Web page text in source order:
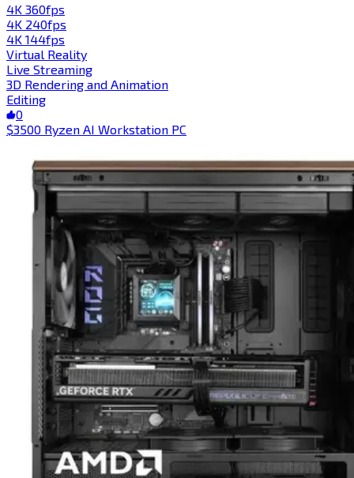
4K 360fps​​​​‌ ‍ ​‍​‍‌‍ ‌ ​‍‌‍‍‌‌‍‌ ‌‍‍‌‌‍ ‍​‍​‍​ ‍‍​‍​‍‌ ​ ‌‍​‌‌‍ ‍‌‍‍‌‌ ‌​‌ ‍‌​‍ ‍‌‍‍‌‌‍ ​‍​‍​‍ ​​‍​‍‌‍‍​‌ ​‍‌‍‌‌‌‍‌‍​‍​‍​ ‍‍​‍​‍​‍ ‌‍​‌‌‍‌​‌‍ ‌‌‍‍‌‌‍ ‍​‍ ‌‍‍‌‌‍ ‍‌ ‌​‌‍‌‌‌‍ ‍‌ ‌​​‍ ‌‍‌‌‌‍‌​‌‍‍‌‌ ‌​​‍ ‌‍ ‌‌‍ ‌‍‌​‌‍‌‌​ ‌‌ ​​‌ ​‍‌‍‌‌‌ ​ ‌‍‌‌‌‍ ‍‌ ‌​‌‍​‌‌ ‌​‌‍‍‌‌‍ ‌‍ ‍​ ‍ ‌‍‍‌‌‍‌​​ ‌​ ​ ‌‍​‍‌‍​‌​ ​‌​ ​​‌‍‌‍‌‍‌‌​ ‌‍​‍ ‌​ ‍​​ ​‌​ ​‌‌‍​‌​‍ ‌​ ‌​‌‍‌‌​ ​​​ ​‍​‍ ‌​ ‍‌​ ‌‌‌‍​‌‌‍‌​​‍ ‌‌‍‌​​ ​ ​ ‌​‌‍​ ​ ​‍​ ‌‍‌‍​ ​ ​‍‌‍‌​‌‍​‌‌‍​‍‌‍‌​​ ‍ ‌ ‌​‌ ‍‌‌ ​​‌‍‌‌​ ‌‌ ​​‌‍‌‌‌ ​‍‌‍‌‍‌‍ ‌ ​‍‌‍ ‌‌‍​‌‌‍ ‍‌‍​ ‌‍‌‌​ ‍ ‌ ​​‌‍​‌‌ ‌​‌‍‍​​ ‌‌‍ ‍‌‍​‌‌‍ ‌‌‍‌‌​ ‌‍​‍‌‍​‌‌ ​ ‌‍‌‌‌‌‌‌‌ ​‍‌‍ ​​ ‌​‍‌‌​ ​‍‌​‌‍‌‍​‌‌‍‌​‌‍ ‌‌‍‍‌‌‍ ‍​‍‌‍‌‍‍‌‌‍‌​​ ‌​ ​ ‌‍​‍‌‍​‌​ ​‌​ ​​‌‍‌‍‌‍‌‌​ ‌‍​‍ ‌​ ‍​​ ​‌​ ​‌‌‍​‌​‍ ‌​ ‌​‌‍‌‌​ ​​​ ​‍​‍ ‌​ ‍‌​ ‌‌‌‍​‌‌‍‌​​‍ ‌‌‍‌​​ ​ ​ ‌​‌‍​ ​ ​‍​ ‌‍‌‍​ ​ ​‍‌‍‌​‌‍​‌‌‍​‍‌‍‌​​‍‌‍‌ ‌​‌ ‍‌‌ ​​‌‍‌‌​ ‌‌ ​​‌‍‌‌‌ ​‍‌‍‌‍‌‍ ‌ ​‍‌‍ ‌‌‍​‌‌‍ ‍‌‍​ ‌‍‌‌​‍‌‍‌ ​​‌‍​‌‌ ‌​‌‍‍​​ ‌‌‍ ‍‌‍​‌‌‍ ‌‌‍‌‌​‍‌‍‌ ​​‌‍‌‌‌ ​‍‌ ​ ‌ ​​‌‍‌‌‌‍​ ‌ ‌​‌‍‍‌‌ ‌‍‌‍‌‌​ ‌‌ ​​‌ ‌‌‌‍​‍‌‍ ​‌‍‍‌‌ ​ ‌‍‍​‌‍‌‌‌‍‌​​‍​‍‌ ‌
4K 240fps​​​​‌ ‍ ​‍​‍‌‍ ‌ ​‍‌‍‍‌‌‍‌ ‌‍‍‌‌‍ ‍​‍​‍​ ‍‍​‍​‍‌ ​ ‌‍​‌‌‍ ‍‌‍‍‌‌ ‌​‌ ‍‌​‍ ‍‌‍‍‌‌‍ ​‍​‍​‍ ​​‍​‍‌‍‍​‌ ​‍‌‍‌‌‌‍‌‍​‍​‍​ ‍‍​‍​‍​‍ ‌‍​‌‌‍‌​‌‍ ‌‌‍‍‌‌‍ ‍​‍ ‌‍‍‌‌‍ ‍‌ ‌​‌‍‌‌‌‍ ‍‌ ‌​​‍ ‌‍‌‌‌‍‌​‌‍‍‌‌ ‌​​‍ ‌‍ ‌‌‍ ‌‍‌​‌‍‌‌​ ‌‌ ​​‌ ​‍‌‍‌‌‌ ​ ‌‍‌‌‌‍ ‍‌ ‌​‌‍​‌‌ ‌​‌‍‍‌‌‍ ‌‍ ‍​ ‍ ‌‍‍‌‌‍‌​​ ‌‌‍​‍​ ‌‍​ ​‍‌‍‌‌‌‍​‌​ ​‍‌‍​‍​ ‌​​‍ ‌​ ​​​ ‌​‌‍‌‍​ ‌​​‍ ‌​ ‌​‌‍‌​‌‍​‍​ ​‌​‍ ‌‌‍​‌​ ‌ ​ ‌​​ ​‌​‍ ‌​ ‌‌​ ‍​​ ‌​​ ‌‍​ ​ ​ ‍​‌‍‌‍​ ‌‌​ ‍​​ ‌‍​ ‌​‌‍‌‌​ ‍ ‌ ‌​‌ ‍‌‌ ​​‌‍‌‌​ ‌‌ ​​‌‍‌‌‌ ​‍‌‍‌‍‌‍ ‌ ​‍‌‍ ‌‌‍​‌‌‍ ‍‌‍​ ‌‍‌‌​ ‍ ‌ ​​‌‍​‌‌ ‌​‌‍‍​​ ‌‌‍ ‍‌‍​‌‌‍ ‌‌‍‌‌​ ‌‍​‍‌‍​‌‌ ​ ‌‍‌‌‌‌‌‌‌ ​‍‌‍ ​​ ‌​‍‌‌​ ​‍‌​‌‍‌‍​‌‌‍‌​‌‍ ‌‌‍‍‌‌‍ ‍​‍‌‍‌‍‍‌‌‍‌​​ ‌‌‍​‍​ ‌‍​ ​‍‌‍‌‌‌‍​‌​ ​‍‌‍​‍​ ‌​​‍ ‌​ ​​​ ‌​‌‍‌‍​ ‌​​‍ ‌​ ‌​‌‍‌​‌‍​‍​ ​‌​‍ ‌‌‍​‌​ ‌ ​ ‌​​ ​‌​‍ ‌​ ‌‌​ ‍​​ ‌​​ ‌‍​ ​ ​ ‍​‌‍‌‍​ ‌‌​ ‍​​ ‌‍​ ‌​‌‍‌‌​‍‌‍‌ ‌​‌ ‍‌‌ ​​‌‍‌‌​ ‌‌ ​​‌‍‌‌‌ ​‍‌‍‌‍‌‍ ‌ ​‍‌‍ ‌‌‍​‌‌‍ ‍‌‍​ ‌‍‌‌​‍‌‍‌ ​​‌‍​‌‌ ‌​‌‍‍​​ ‌‌‍ ‍‌‍​‌‌‍ ‌‌‍‌‌​‍‌‍‌ ​​‌‍‌‌‌ ​‍‌ ​ ‌ ​​‌‍‌‌‌‍​ ‌ ‌​‌‍‍‌‌ ‌‍‌‍‌‌​ ‌‌ ​​‌ ‌‌‌‍​‍‌‍ ​‌‍‍‌‌ ​ ‌‍‍​‌‍‌‌‌‍‌​​‍​‍‌ ‌
4K 144fps​​​​‌ ‍ ​‍​‍‌‍ ‌ ​‍‌‍‍‌‌‍‌ ‌‍‍‌‌‍ ‍​‍​‍​ ‍‍​‍​‍‌ ​ ‌‍​‌‌‍ ‍‌‍‍‌‌ ‌​‌ ‍‌​‍ ‍‌‍‍‌‌‍ ​‍​‍​‍ ​​‍​‍‌‍‍​‌ ​‍‌‍‌‌‌‍‌‍​‍​‍​ ‍‍​‍​‍​‍ ‌‍​‌‌‍‌​‌‍ ‌‌‍‍‌‌‍ ‍​‍ ‌‍‍‌‌‍ ‍‌ ‌​‌‍‌‌‌‍ ‍‌ ‌​​‍ ‌‍‌‌‌‍‌​‌‍‍‌‌ ‌​​‍ ‌‍ ‌‌‍ ‌‍‌​‌‍‌‌​ ‌‌ ​​‌ ​‍‌‍‌‌‌ ​ ‌‍‌‌‌‍ ‍‌ ‌​‌‍​‌‌ ‌​‌‍‍‌‌‍ ‌‍ ‍​ ‍ ‌‍‍‌‌‍‌​​ ‌​ ‌ ‌‍​‍‌‍‌‍​ ​‍‌‍‌‍‌‍‌​​ ​‍‌‍‌‌​‍ ‌‌‍​‍‌‍​ ​ ‌​​ ​‍​‍ ‌​ ‌​​ ‍‌​ ‍​​ ‍‌​‍ ‌​ ‍​‌‍‌​​ ​ ​ ‌​​‍ ‌​ ‌‍‌‍​‌​ ‍​​ ​​​ ‍​​ ‍​​ ​ ​ ‌​​ ​ ​ ‌​​ ‍​‌‍​‌​ ‍ ‌ ‌​‌ ‍‌‌ ​​‌‍‌‌​ ‌‌ ​​‌‍‌‌‌ ​‍‌‍‌‍‌‍ ‌ ​‍‌‍ ‌‌‍​‌‌‍ ‍‌‍​ ‌‍‌‌​ ‍ ‌ ​​‌‍​‌‌ ‌​‌‍‍​​ ‌‌‍ ‍‌‍​‌‌‍ ‌‌‍‌‌​ ‌‍​‍‌‍​‌‌ ​ ‌‍‌‌‌‌‌‌‌ ​‍‌‍ ​​ ‌​‍‌‌​ ​‍‌​‌‍‌‍​‌‌‍‌​‌‍ ‌‌‍‍‌‌‍ ‍​‍‌‍‌‍‍‌‌‍‌​​ ‌​ ‌ ‌‍​‍‌‍‌‍​ ​‍‌‍‌‍‌‍‌​​ ​‍‌‍‌‌​‍ ‌‌‍​‍‌‍​ ​ ‌​​ ​‍​‍ ‌​ ‌​​ ‍‌​ ‍​​ ‍‌​‍ ‌​ ‍​‌‍‌​​ ​ ​ ‌​​‍ ‌​ ‌‍‌‍​‌​ ‍​​ ​​​ ‍​​ ‍​​ ​ ​ ‌​​ ​ ​ ‌​​ ‍​‌‍​‌​‍‌‍‌ ‌​‌ ‍‌‌ ​​‌‍‌‌​ ‌‌ ​​‌‍‌‌‌ ​‍‌‍‌‍‌‍ ‌ ​‍‌‍ ‌‌‍​‌‌‍ ‍‌‍​ ‌‍‌‌​‍‌‍‌ ​​‌‍​‌‌ ‌​‌‍‍​​ ‌‌‍ ‍‌‍​‌‌‍ ‌‌‍‌‌​‍‌‍‌ ​​‌‍‌‌‌ ​‍‌ ​ ‌ ​​‌‍‌‌‌‍​ ‌ ‌​‌‍‍‌‌ ‌‍‌‍‌‌​ ‌‌ ​​‌ ‌‌‌‍​‍‌‍ ​‌‍‍‌‌ ​ ‌‍‍​‌‍‌‌‌‍‌​​‍​‍‌ ‌
Virtual Reality​​​​‌ ‍ ​‍​‍‌‍ ‌ ​‍‌‍‍‌‌‍‌ ‌‍‍‌‌‍ ‍​‍​‍​ ‍‍​‍​‍‌ ​ ‌‍​‌‌‍ ‍‌‍‍‌‌ ‌​‌ ‍‌​‍ ‍‌‍‍‌‌‍ ​‍​‍​‍ ​​‍​‍‌‍‍​‌ ​‍‌‍‌‌‌‍‌‍​‍​‍​ ‍‍​‍​‍​‍ ‌‍​‌‌‍‌​‌‍ ‌‌‍‍‌‌‍ ‍​‍ ‌‍‍‌‌‍ ‍‌ ‌​‌‍‌‌‌‍ ‍‌ ‌​​‍ ‌‍‌‌‌‍‌​‌‍‍‌‌ ‌​​‍ ‌‍ ‌‌‍ ‌‍‌​‌‍‌‌​ ‌‌ ​​‌ ​‍‌‍‌‌‌ ​ ‌‍‌‌‌‍ ‍‌ ‌​‌‍​‌‌ ‌​‌‍‍‌‌‍ ‌‍ ‍​ ‍ ‌‍‍‌‌‍‌​​ ‌​ ​‌​ ​‌‌‍​‌​ ‍‌‌‍‌‌‌‍​‍​ ‌ ​ ​‍​‍ ‌​ ‌​‌‍‌​​ ​‍​ ‌​​‍ ‌​ ‌​​ ​​‌‍‌​​ ​‍​‍ ‌‌‍​‌‌‍​‌‌‍‌​‌‍​‌​‍ ‌‌‍‌‍‌‍‌​‌‍​‍​ ‍‌​ ‌ ​ ‌‍‌‍​‌​ ‌ ‌‍​‍​ ‍​​ ‍‌‌‍‌‍​ ‍ ‌ ‌​‌ ‍‌‌ ​​‌‍‌‌​ ‌‌ ‌​‌‍​‌‌‍‌ ​ ‍ ‌ ​​‌‍​‌‌ ‌​‌‍‍​​ ‌‌‍ ‍‌‍​‌‌‍ ‌‌‍‌‌​ ‌‍​‍‌‍​‌‌ ​ ‌‍‌‌‌‌‌‌‌ ​‍‌‍ ​​ ‌​‍‌‌​ ​‍‌​‌‍‌‍​‌‌‍‌​‌‍ ‌‌‍‍‌‌‍ ‍​‍‌‍‌‍‍‌‌‍‌​​ ‌​ ​‌​ ​‌‌‍​‌​ ‍‌‌‍‌‌‌‍​‍​ ‌ ​ ​‍​‍ ‌​ ‌​‌‍‌​​ ​‍​ ‌​​‍ ‌​ ‌​​ ​​‌‍‌​​ ​‍​‍ ‌‌‍​‌‌‍​‌‌‍‌​‌‍​‌​‍ ‌‌‍‌‍‌‍‌​‌‍​‍​ ‍‌​ ‌ ​ ‌‍‌‍​‌​ ‌ ‌‍​‍​ ‍​​ ‍‌‌‍‌‍​‍‌‍‌ ‌​‌ ‍‌‌ ​​‌‍‌‌​ ‌‌ ‌​‌‍​‌‌‍‌ ​‍‌‍‌ ​​‌‍​‌‌ ‌​‌‍‍​​ ‌‌‍ ‍‌‍​‌‌‍ ‌‌‍‌‌​‍‌‍‌ ​​‌‍‌‌‌ ​‍‌ ​ ‌ ​​‌‍‌‌‌‍​ ‌ ‌​‌‍‍‌‌ ‌‍‌‍‌‌​ ‌‌ ​​‌ ‌‌‌‍​‍‌‍ ​‌‍‍‌‌ ​ ‌‍‍​‌‍‌‌‌‍‌​​‍​‍‌ ‌
Live Streaming​​​​‌ ‍ ​‍​‍‌‍ ‌ ​‍‌‍‍‌‌‍‌ ‌‍‍‌‌‍ ‍​‍​‍​ ‍‍​‍​‍‌ ​ ‌‍​‌‌‍ ‍‌‍‍‌‌ ‌​‌ ‍‌​‍ ‍‌‍‍‌‌‍ ​‍​‍​‍ ​​‍​‍‌‍‍​‌ ​‍‌‍‌‌‌‍‌‍​‍​‍​ ‍‍​‍​‍​‍ ‌‍​‌‌‍‌​‌‍ ‌‌‍‍‌‌‍ ‍​‍ ‌‍‍‌‌‍ ‍‌ ‌​‌‍‌‌‌‍ ‍‌ ‌​​‍ ‌‍‌‌‌‍‌​‌‍‍‌‌ ‌​​‍ ‌‍ ‌‌‍ ‌‍‌​‌‍‌‌​ ‌‌ ​​‌ ​‍‌‍‌‌‌ ​ ‌‍‌‌‌‍ ‍‌ ‌​‌‍​‌‌ ‌​‌‍‍‌‌‍ ‌‍ ‍​ ‍ ‌‍‍‌‌‍‌​​ ‌​ ​‌‌‍​‍​ ‌‍‌‍​‌‌‍​ ​ ​‌‌‍​‍​ ​‍​‍ ‌‌‍‌​​ ‌ ​ ‍​​ ‌‍​‍ ‌​ ‌​​ ‍​‌‍‌‌​ ‍‌​‍ ‌‌‍​‍​ ​‌‌‍‌‌‌‍‌​​‍ ‌​ ​​‌‍​‍​ ‍‌​ ‌ ‌‍​‍‌‍‌​​ ‌ ​ ‌ ​ ​‌‌‍‌​​ ​​‌‍‌​​ ‍ ‌ ‌​‌ ‍‌‌ ​​‌‍‌‌​ ‌‌ ‌​‌‍​‌‌‍‌ ​ ‍ ‌ ​​‌‍​‌‌ ‌​‌‍‍​​ ‌‌‍ ‍‌‍​‌‌‍ ‌‌‍‌‌​ ‌‍​‍‌‍​‌‌ ​ ‌‍‌‌‌‌‌‌‌ ​‍‌‍ ​​ ‌​‍‌‌​ ​‍‌​‌‍‌‍​‌‌‍‌​‌‍ ‌‌‍‍‌‌‍ ‍​‍‌‍‌‍‍‌‌‍‌​​ ‌​ ​‌‌‍​‍​ ‌‍‌‍​‌‌‍​ ​ ​‌‌‍​‍​ ​‍​‍ ‌‌‍‌​​ ‌ ​ ‍​​ ‌‍​‍ ‌​ ‌​​ ‍​‌‍‌‌​ ‍‌​‍ ‌‌‍​‍​ ​‌‌‍‌‌‌‍‌​​‍ ‌​ ​​‌‍​‍​ ‍‌​ ‌ ‌‍​‍‌‍‌​​ ‌ ​ ‌ ​ ​‌‌‍‌​​ ​​‌‍‌​​‍‌‍‌ ‌​‌ ‍‌‌ ​​‌‍‌‌​ ‌‌ ‌​‌‍​‌‌‍‌ ​‍‌‍‌ ​​‌‍​‌‌ ‌​‌‍‍​​ ‌‌‍ ‍‌‍​‌‌‍ ‌‌‍‌‌​‍‌‍‌ ​​‌‍‌‌‌ ​‍‌ ​ ‌ ​​‌‍‌‌‌‍​ ‌ ‌​‌‍‍‌‌ ‌‍‌‍‌‌​ ‌‌ ​​‌ ‌‌‌‍​‍‌‍ ​‌‍‍‌‌ ​ ‌‍‍​‌‍‌‌‌‍‌​​‍​‍‌ ‌
3D Rendering and Animation​​​​‌ ‍ ​‍​‍‌‍ ‌ ​‍‌‍‍‌‌‍‌ ‌‍‍‌‌‍ ‍​‍​‍​ ‍‍​‍​‍‌ ​ ‌‍​‌‌‍ ‍‌‍‍‌‌ ‌​‌ ‍‌​‍ ‍‌‍‍‌‌‍ ​‍​‍​‍ ​​‍​‍‌‍‍​‌ ​‍‌‍‌‌‌‍‌‍​‍​‍​ ‍‍​‍​‍​‍ ‌‍​‌‌‍‌​‌‍ ‌‌‍‍‌‌‍ ‍​‍ ‌‍‍‌‌‍ ‍‌ ‌​‌‍‌‌‌‍ ‍‌ ‌​​‍ ‌‍‌‌‌‍‌​‌‍‍‌‌ ‌​​‍ ‌‍ ‌‌‍ ‌‍‌​‌‍‌‌​ ‌‌ ​​‌ ​‍‌‍‌‌‌ ​ ‌‍‌‌‌‍ ‍‌ ‌​‌‍​‌‌ ‌​‌‍‍‌‌‍ ‌‍ ‍​ ‍ ‌‍‍‌‌‍‌​​ ‌​ ‍​‌‍​‍‌‍​‍​ ​ ​ ‌‌​ ​ ​ ‌​​ ‌‌​‍ ‌‌‍​‍​ ​‍​ ​‌​ ​ ​‍ ‌​ ‌​‌‍​‌‌‍‌‍​ ​​​‍ ‌​ ‍‌​ ​‌​ ‌‌​ ‍‌​‍ ‌‌‍​‍‌‍​‌​ ‍​​ ‌​‌‍‌​‌‍‌​‌‍‌​​ ​​‌‍​ ​ ​‌​ ​‌‌‍​‍​ ‍ ‌ ‌​‌ ‍‌‌ ​​‌‍‌‌​ ‌‌ ‌​‌‍​‌‌‍‌ ​ ‍ ‌ ​​‌‍​‌‌ ‌​‌‍‍​​ ‌‌‍ ‍‌‍​‌‌‍ ‌‌‍‌‌​ ‌‍​‍‌‍​‌‌ ​ ‌‍‌‌‌‌‌‌‌ ​‍‌‍ ​​ ‌​‍‌‌​ ​‍‌​‌‍‌‍​‌‌‍‌​‌‍ ‌‌‍‍‌‌‍ ‍​‍‌‍‌‍‍‌‌‍‌​​ ‌​ ‍​‌‍​‍‌‍​‍​ ​ ​ ‌‌​ ​ ​ ‌​​ ‌‌​‍ ‌‌‍​‍​ ​‍​ ​‌​ ​ ​‍ ‌​ ‌​‌‍​‌‌‍‌‍​ ​​​‍ ‌​ ‍‌​ ​‌​ ‌‌​ ‍‌​‍ ‌‌‍​‍‌‍​‌​ ‍​​ ‌​‌‍‌​‌‍‌​‌‍‌​​ ​​‌‍​ ​ ​‌​ ​‌‌‍​‍​‍‌‍‌ ‌​‌ ‍‌‌ ​​‌‍‌‌​ ‌‌ ‌​‌‍​‌‌‍‌ ​‍‌‍‌ ​​‌‍​‌‌ ‌​‌‍‍​​ ‌‌‍ ‍‌‍​‌‌‍ ‌‌‍‌‌​‍‌‍‌ ​​‌‍‌‌‌ ​‍‌ ​ ‌ ​​‌‍‌‌‌‍​ ‌ ‌​‌‍‍‌‌ ‌‍‌‍‌‌​ ‌‌ ​​‌ ‌‌‌‍​‍‌‍ ​‌‍‍‌‌ ​ ‌‍‍​‌‍‌‌‌‍‌​​‍​‍‌ ‌
Editing​​​​‌ ‍ ​‍​‍‌‍ ‌ ​‍‌‍‍‌‌‍‌ ‌‍‍‌‌‍ ‍​‍​‍​ ‍‍​‍​‍‌ ​ ‌‍​‌‌‍ ‍‌‍‍‌‌ ‌​‌ ‍‌​‍ ‍‌‍‍‌‌‍ ​‍​‍​‍ ​​‍​‍‌‍‍​‌ ​‍‌‍‌‌‌‍‌‍​‍​‍​ ‍‍​‍​‍​‍ ‌‍​‌‌‍‌​‌‍ ‌‌‍‍‌‌‍ ‍​‍ ‌‍‍‌‌‍ ‍‌ ‌​‌‍‌‌‌‍ ‍‌ ‌​​‍ ‌‍‌‌‌‍‌​‌‍‍‌‌ ‌​​‍ ‌‍ ‌‌‍ ‌‍‌​‌‍‌‌​ ‌‌ ​​‌ ​‍‌‍‌‌‌ ​ ‌‍‌‌‌‍ ‍‌ ‌​‌‍​‌‌ ‌​‌‍‍‌‌‍ ‌‍ ‍​ ‍ ‌‍‍‌‌‍‌​​ ‌‌‍‌​​ ‌ ‌‍​‍‌‍‌​​ ​‌‌‍​ ​ ‌‍​ ‌​​‍ ‌​ ​‍​ ‌ ​ ‌​​ ‍‌​‍ ‌​ ‌​​ ​‍​ ​ ​ ‍‌​‍ ‌​ ‍​​ ​​​ ‌​‌‍‌‍​‍ ‌​ ‌‍‌‍‌‍‌‍​ ​ ‌‌​ ‌‌‌‍‌​​ ​‌​ ‌ ‌‍​‍‌‍​‍‌‍‌‌​ ​‌​ ‍ ‌ ‌​‌ ‍‌‌ ​​‌‍‌‌​ ‌‌ ‌​‌‍​‌‌‍‌ ​ ‍ ‌ ​​‌‍​‌‌ ‌​‌‍‍​​ ‌‌‍ ‍‌‍​‌‌‍ ‌‌‍‌‌​ ‌‍​‍‌‍​‌‌ ​ ‌‍‌‌‌‌‌‌‌ ​‍‌‍ ​​ ‌​‍‌‌​ ​‍‌​‌‍‌‍​‌‌‍‌​‌‍ ‌‌‍‍‌‌‍ ‍​‍‌‍‌‍‍‌‌‍‌​​ ‌‌‍‌​​ ‌ ‌‍​‍‌‍‌​​ ​‌‌‍​ ​ ‌‍​ ‌​​‍ ‌​ ​‍​ ‌ ​ ‌​​ ‍‌​‍ ‌​ ‌​​ ​‍​ ​ ​ ‍‌​‍ ‌​ ‍​​ ​​​ ‌​‌‍‌‍​‍ ‌​ ‌‍‌‍‌‍‌‍​ ​ ‌‌​ ‌‌‌‍‌​​ ​‌​ ‌ ‌‍​‍‌‍​‍‌‍‌‌​ ​‌​‍‌‍‌ ‌​‌ ‍‌‌ ​​‌‍‌‌​ ‌‌ ‌​‌‍​‌‌‍‌ ​‍‌‍‌ ​​‌‍​‌‌ ‌​‌‍‍​​ ‌‌‍ ‍‌‍​‌‌‍ ‌‌‍‌‌​‍‌‍‌ ​​‌‍‌‌‌ ​‍‌ ​ ‌ ​​‌‍‌‌‌‍​ ‌ ‌​‌‍‍‌‌ ‌‍‌‍‌‌​ ‌‌ ​​‌ ‌‌‌‍​‍‌‍ ​‌‍‍‌‌ ​ ‌‍‍​‌‍‌‌‌‍‌​​‍​‍‌ ‌
0
$3500 Ryzen AI Workstation PC​​​​‌ ‍ ​‍​‍‌‍ ‌ ​‍‌‍‍‌‌‍‌ ‌‍‍‌‌‍ ‍​‍​‍​ ‍‍​‍​‍‌ ​ ‌‍​‌‌‍ ‍‌‍‍‌‌ ‌​‌ ‍‌​‍ ‍‌‍‍‌‌‍ ​‍​‍​‍ ​​‍​‍‌‍‍​‌ ​‍‌‍‌‌‌‍‌‍​‍​‍​ ‍‍​‍​‍​‍ ‌‍​‌‌‍‌​‌‍ ‌‌‍‍‌‌‍ ‍​‍ ‌‍‍‌‌‍ ‍‌ ‌​‌‍‌‌‌‍ ‍‌ ‌​​‍ ‌‍‌‌‌‍‌​‌‍‍‌‌ ‌​​‍ ‌‍ ‌‌‍ ‌‍‌​‌‍‌‌​ ‌‌ ​​‌ ​‍‌‍‌‌‌ ​ ‌‍‌‌‌‍ ‍‌ ‌​‌‍​‌‌ ‌​‌‍‍‌‌‍ ‌‍ ‍​ ‍ ‌‍‍‌‌‍‌​​ ‌​ ‍​‌‍‌‍​ ‌‌‌‍‌‌​ ‌ ​ ​ ​ ‍‌‌‍‌​​‍ ‌​ ​​​ ​ ​ ​‌‌‍‌‍​‍ ‌​ ‌​​ ​‍​ ‌ ​ ‌​​‍ ‌‌‍​‌​ ​​‌‍​‌‌‍​‌​‍ ‌‌‍‌‍‌‍​ ​ ‌ ‌‍​‍​ ​‌‌‍‌‌​ ‍‌​ ​​​ ‍​‌‍​‌​ ‌‍​ ‌​​ ‍ ‌ ‌​‌ ‍‌‌ ​​‌‍‌‌​ ‌‌‍​‍‌ ‌‌‌‍‍‌‌‍ ​‌‍‌​​ ‍ ‌ ​​‌‍​‌‌ ‌​‌‍‍​​ ‌‌‍‍‌​ ​‌​ ‍​‌‍ ‍‌‌ ‌‍ ‍‌‍​‌‌‍ ‌‌‍‌‌​‍‌‌​ ‌‌‌​​‍‌‌ ‌‍‍ ‌‍‌‌‌ ‍‌​‍‌‌​ ​ ‌​‌​​‍‌‌​ ​ ‌​‌​​‍‌‌​ ​‍​ ​‍‌‍‌‌‌‍ ‍​‍‌‌​ ​‍​ ​‍​‍‌‌​ ‌‌‌​‌​​‍ ‍‌ ‌‍‌‍​‌‌‍ ​‌ ‌‌‌‍‌‌​ ‌‍​‍‌‍​‌‌ ​ ‌‍‌‌‌‌‌‌‌ ​‍‌‍ ​​ ‌​‍‌‌​ ​‍‌​‌‍‌‍​‌‌‍‌​‌‍ ‌‌‍‍‌‌‍ ‍​‍‌‍‌‍‍‌‌‍‌​​ ‌​ ‍​‌‍‌‍​ ‌‌‌‍‌‌​ ‌ ​ ​ ​ ‍‌‌‍‌​​‍ ‌​ ​​​ ​ ​ ​‌‌‍‌‍​‍ ‌​ ‌​​ ​‍​ ‌ ​ ‌​​‍ ‌‌‍​‌​ ​​‌‍​‌‌‍​‌​‍ ‌‌‍‌‍‌‍​ ​ ‌ ‌‍​‍​ ​‌‌‍‌‌​ ‍‌​ ​​​ ‍​‌‍​‌​ ‌‍​ ‌​​‍‌‍‌ ‌​‌ ‍‌‌ ​​‌‍‌‌​ ‌‌‍​‍‌ ‌‌‌‍‍‌‌‍ ​‌‍‌​​‍‌‍‌ ​​‌‍​‌‌ ‌​‌‍‍​​ ‌‌‍‍‌​ ​‌​ ‍​‌‍ ‍‌‌ ‌‍ ‍‌‍​‌‌‍ ‌‌‍‌‌​‍‌‌​ ‌‌‌​​‍‌‌ ‌‍‍ ‌‍‌‌‌ ‍‌​‍‌‌​ ​ ‌​‌​​‍‌‌​ ​ ‌​‌​​‍‌‌​ ​‍​ ​‍‌‍‌‌‌‍ ‍​‍‌‌​ ​‍​ ​‍​‍‌‌​ ‌‌‌​‌​​‍ ‍‌ ‌‍‌‍​‌‌‍ ​‌ ‌‌‌‍‌‌​‍‌‍‌ ​​‌‍‌‌‌ ​‍‌ ​ ‌ ​​‌‍‌‌‌‍​ ‌ ‌​‌‍‍‌‌ ‌‍‌‍‌‌​ ‌‌ ​​‌ ‌‌‌‍​‍‌‍ ​‌‍‍‌‌ ​ ‌‍‍​‌‍‌‌‌‍‌​​‍​‍‌ ‌